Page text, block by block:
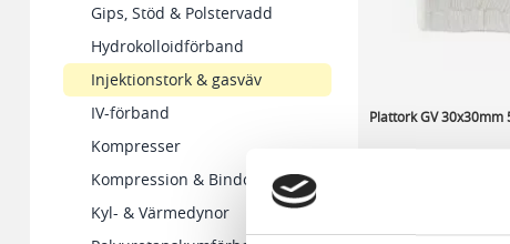
Gips, Stöd & Polstervadd
Hydrokolloidförband
Injektionstork & gasväv
IV-förband
Kompresser
Kompression & Bindor
Kyl- & Värmedynor
Plattork GV 30x30mm